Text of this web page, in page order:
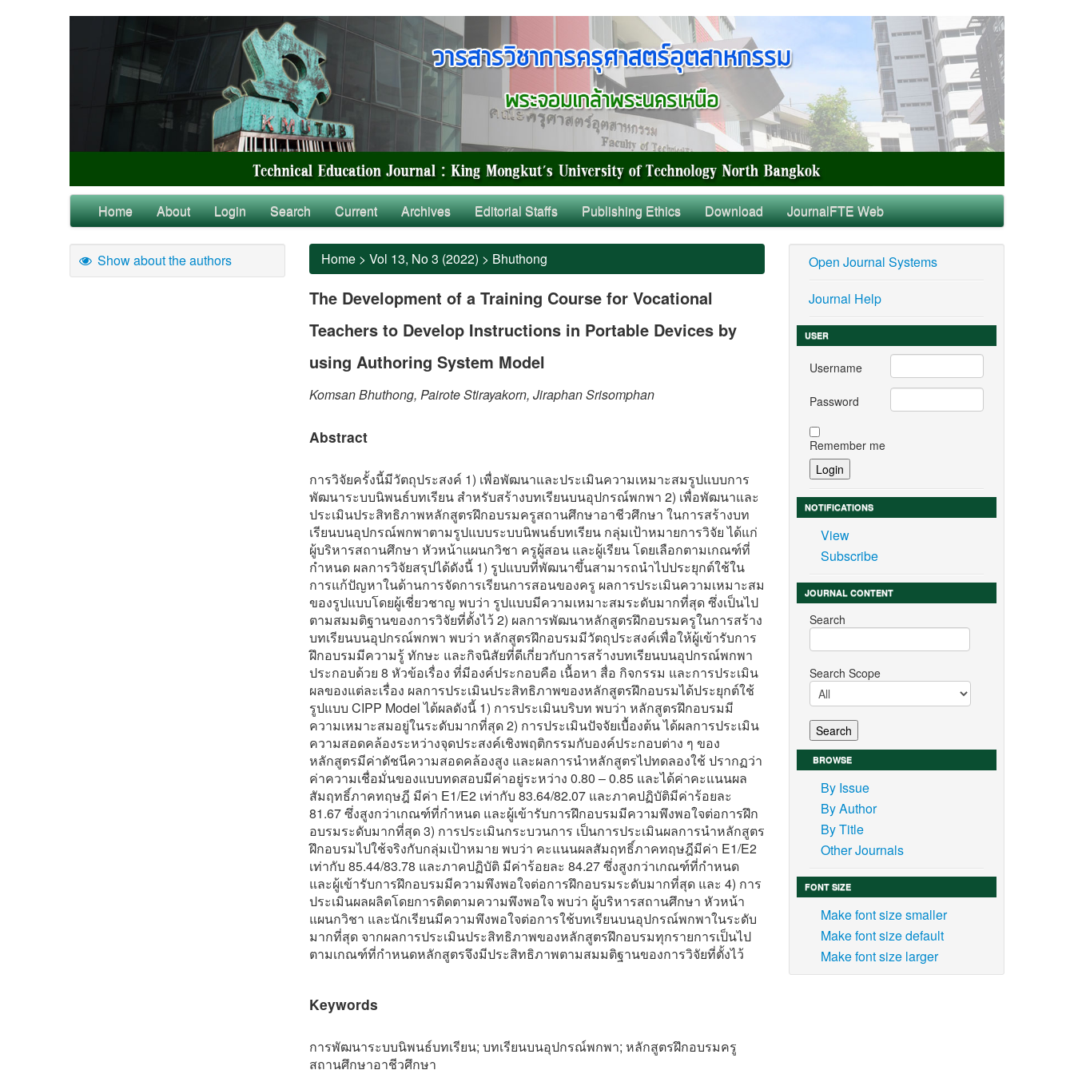
Home About Login Search Current Archives Editorial Staffs Publishing Ethics Download JournalFTE Web
Show about the authors Home > Vol 13, No 3 (2022) > Bhuthong
The Development of a Training Course for Vocational
Teachers to Develop Instructions in Portable Devices by
using Authoring System Model
Komsan Bhuthong, Pairote Stirayakorn, Jiraphan Srisomphan
Abstract
การวิจัยครั้งนี้มีวัตถุประสงค์ 1) เพื่อพัฒนาและประเมินความเหมาะสมรูปแบบการ
พัฒนาระบบนิพนธ์บทเรียน สำหรับสร้างบทเรียนบนอุปกรณ์พกพา 2) เพื่อพัฒนาและ
ประเมินประสิทธิภาพหลักสูตรฝึกอบรมครูสถานศึกษาอาชีวศึกษา ในการสร้างบท
เรียนบนอุปกรณ์พกพาตามรูปแบบระบบนิพนธ์บทเรียน กลุ่มเป้าหมายการวิจัย ได้แก่
ผู้บริหารสถานศึกษา หัวหน้าแผนกวิชา ครูผู้สอน และผู้เรียน โดยเลือกตามเกณฑ์ที่
กำหนด ผลการวิจัยสรุปได้ดังนี้ 1) รูปแบบที่พัฒนาขึ้นสามารถนำไปประยุกต์ใช้ใน
การแก้ปัญหาในด้านการจัดการเรียนการสอนของครู ผลการประเมินความเหมาะสม
ของรูปแบบโดยผู้เชี่ยวชาญ พบว่า รูปแบบมีความเหมาะสมระดับมากที่สุด ซึ่งเป็นไป
ตามสมมติฐานของการวิจัยที่ตั้งไว้ 2) ผลการพัฒนาหลักสูตรฝึกอบรมครูในการสร้าง
บทเรียนบนอุปกรณ์พกพา พบว่า หลักสูตรฝึกอบรมมีวัตถุประสงค์เพื่อให้ผู้เข้ารับการ
ฝึกอบรมมีความรู้ ทักษะ และกิจนิสัยที่ดีเกี่ยวกับการสร้างบทเรียนบนอุปกรณ์พกพา
ประกอบด้วย 8 หัวข้อเรื่อง ที่มีองค์ประกอบคือ เนื้อหา สื่อ กิจกรรม และการประเมิน
ผลของแต่ละเรื่อง ผลการประเมินประสิทธิภาพของหลักสูตรฝึกอบรมได้ประยุกต์ใช้
รูปแบบ CIPP Model ได้ผลดังนี้ 1) การประเมินบริบท พบว่า หลักสูตรฝึกอบรมมี
ความเหมาะสมอยู่ในระดับมากที่สุด 2) การประเมินปัจจัยเบื้องต้น ได้ผลการประเมิน
ความสอดคล้องระหว่างจุดประสงค์เชิงพฤติกรรมกับองค์ประกอบต่าง ๆ ของ
หลักสูตรมีค่าดัชนีความสอดคล้องสูง และผลการนำหลักสูตรไปทดลองใช้ ปรากฏว่า
ค่าความเชื่อมั่นของแบบทดสอบมีค่าอยู่ระหว่าง 0.80 – 0.85 และได้ค่าคะแนนผล
สัมฤทธิ์ภาคทฤษฎี มีค่า E1/E2 เท่ากับ 83.64/82.07 และภาคปฏิบัติมีค่าร้อยละ
81.67 ซึ่งสูงกว่าเกณฑ์ที่กำหนด และผู้เข้ารับการฝึกอบรมมีความพึงพอใจต่อการฝึก
อบรมระดับมากที่สุด 3) การประเมินกระบวนการ เป็นการประเมินผลการนำหลักสูตร
ฝึกอบรมไปใช้จริงกับกลุ่มเป้าหมาย พบว่า คะแนนผลสัมฤทธิ์ภาคทฤษฎีมีค่า E1/E2
เท่ากับ 85.44/83.78 และภาคปฏิบัติ มีค่าร้อยละ 84.27 ซึ่งสูงกว่าเกณฑ์ที่กำหนด
และผู้เข้ารับการฝึกอบรมมีความพึงพอใจต่อการฝึกอบรมระดับมากที่สุด และ 4) การ
ประเมินผลผลิตโดยการติดตามความพึงพอใจ พบว่า ผู้บริหารสถานศึกษา หัวหน้า
แผนกวิชา และนักเรียนมีความพึงพอใจต่อการใช้บทเรียนบนอุปกรณ์พกพาในระดับ
มากที่สุด จากผลการประเมินประสิทธิภาพของหลักสูตรฝึกอบรมทุกรายการเป็นไป
ตามเกณฑ์ที่กำหนดหลักสูตรจึงมีประสิทธิภาพตามสมมติฐานของการวิจัยที่ตั้งไว้
Keywords
การพัฒนาระบบนิพนธ์บทเรียน; บทเรียนบนอุปกรณ์พกพา; หลักสูตรฝึกอบรมครู
สถานศึกษาอาชีวศึกษา
Open Journal Systems
Journal Help
USER
Username
Password
Remember me
NOTIFICATIONS
View
Subscribe
JOURNAL CONTENT
Search
Search Scope
BROWSE
By Issue
By Author
By Title
Other Journals
FONT SIZE
Make font size smaller
Make font size default
Make font size larger